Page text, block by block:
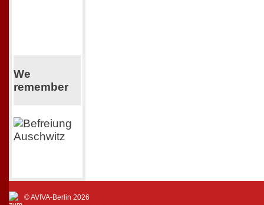
We
remember
© AVIVA-Berlin 2026